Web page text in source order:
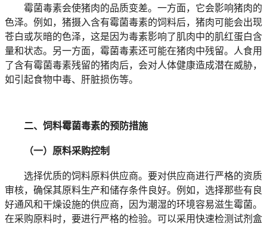
霉菌毒素会使猪肉的品质变差。一方面，它会影响猪肉的
色泽。例如，猪摄入含有霉菌毒素的饲料后，猪肉可能会出现
苍白或灰暗的色泽，这是因为毒素影响了肌肉中的肌红蛋白含
量和状态。另一方面，霉菌毒素还可能在猪肉中残留。人食用
了含有霉菌毒素残留的猪肉后，会对人体健康造成潜在威胁，
如引起食物中毒、肝脏损伤等。
二、饲料霉菌毒素的预防措施
（一）原料采购控制
选择优质的饲料原料供应商。要对供应商进行严格的资质
审核，确保其原料生产和储存条件良好。例如，选择那些有良
好通风和干燥设施的供应商，因为潮湿的环境容易滋生霉菌。
在采购原料时，要进行严格的检验。可以采用快速检测试剂盒